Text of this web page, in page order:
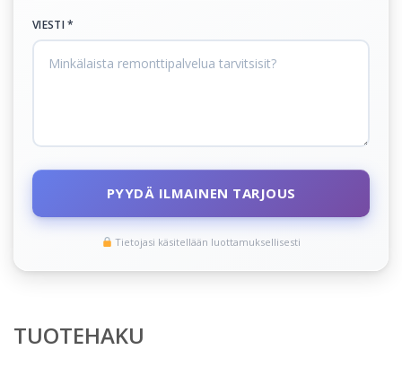
VIESTI *
PYYDÄ ILMAINEN TARJOUS
Tietojasi käsitellään luottamuksellisesti
TUOTEHAKU